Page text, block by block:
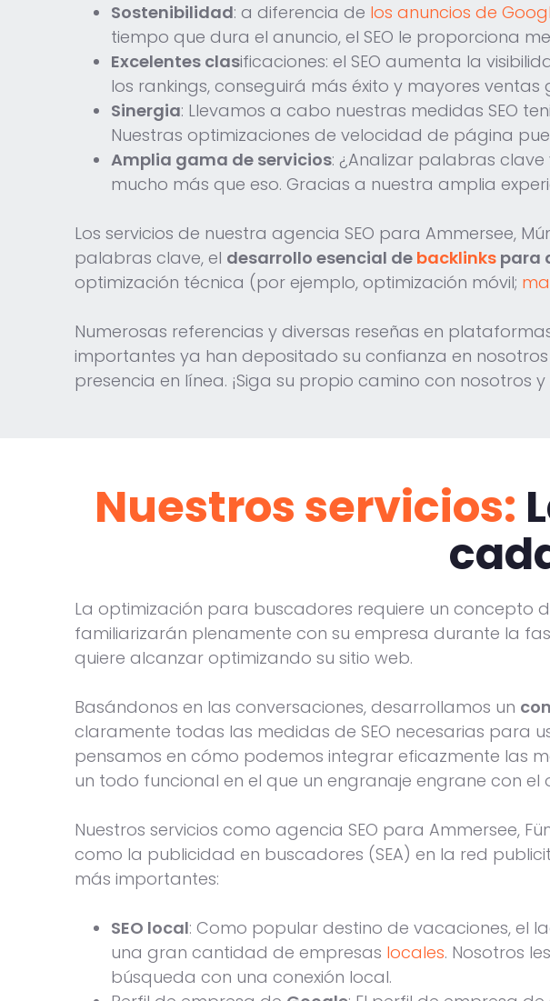
Sostenibilidad: a diferencia de los anuncios de
tiempo que dura el anuncio, el SEO le proporciona
Excelentes clasificaciones: el SEO aumenta la
los rankings, conseguirá más éxito y mayores
Sinergia: Llevamos a cabo nuestras medidas SEO
Nuestras optimizaciones de velocidad de página
Amplia gama de servicios: ¿Analizar palabras
mucho más que eso. Gracias a nuestra amplia
Los servicios de nuestra agencia SEO para Ammersee,
palabras clave, el desarrollo esencial de backlinks para
optimización técnica (por ejemplo, optimización móvil;
Numerosas referencias y diversas reseñas en
importantes ya han depositado su confianza en
presencia en línea. ¡Siga su propio camino con nosotros
Nuestros servicios:
La optimización para buscadores requiere un concepto
familiarizarán plenamente con su empresa durante la
quiere alcanzar optimizando su sitio web.
Basándonos en las conversaciones, desarrollamos un
claramente todas las medidas de SEO necesarias para
pensamos en cómo podemos integrar eficazmente las
un todo funcional en el que un engranaje engrane con el
Nuestros servicios como agencia SEO para Ammersee,
como la publicidad en buscadores (SEA) en la red
más importantes:
SEO local: Como popular destino de vacaciones, el
una gran cantidad de empresas locales. Nosotros
búsqueda con una conexión local.